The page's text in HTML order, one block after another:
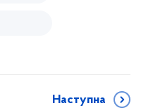
Наступна